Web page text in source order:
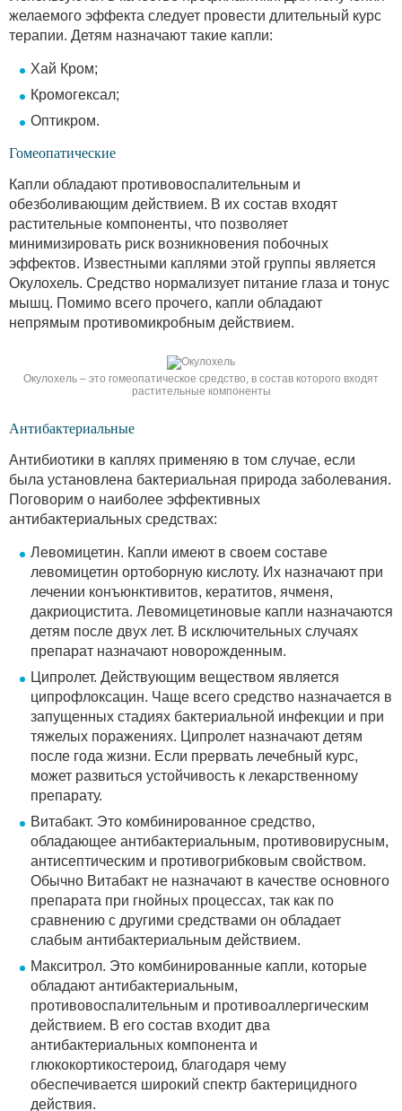
желаемого эффекта следует провести длительный курс
терапии. Детям назначают такие капли:
Хай Кром;
Кромогексал;
Оптикром.
Гомеопатические
Капли обладают противовоспалительным и
обезболивающим действием. В их состав входят
растительные компоненты, что позволяет
минимизировать риск возникновения побочных
эффектов. Известными каплями этой группы является
Окулохель. Средство нормализует питание глаза и тонус
мышц. Помимо всего прочего, капли обладают
непрямым противомикробным действием.
Окулохель – это гомеопатическое средство, в состав которого входят
растительные компоненты
Антибактериальные
Антибиотики в каплях применяю в том случае, если
была установлена бактериальная природа заболевания.
Поговорим о наиболее эффективных
антибактериальных средствах:
Левомицетин. Капли имеют в своем составе
левомицетин ортоборную кислоту. Их назначают при
лечении конъюнктивитов, кератитов, ячменя,
дакриоцистита. Левомицетиновые капли назначаются
детям после двух лет. В исключительных случаях
препарат назначают новорожденным.
Ципролет. Действующим веществом является
ципрофлоксацин. Чаще всего средство назначается в
запущенных стадиях бактериальной инфекции и при
тяжелых поражениях. Ципролет назначают детям
после года жизни. Если прервать лечебный курс,
может развиться устойчивость к лекарственному
препарату.
Витабакт. Это комбинированное средство,
обладающее антибактериальным, противовирусным,
антисептическим и противогрибковым свойством.
Обычно Витабакт не назначают в качестве основного
препарата при гнойных процессах, так как по
сравнению с другими средствами он обладает
слабым антибактериальным действием.
Макситрол. Это комбинированные капли, которые
обладают антибактериальным,
противовоспалительным и противоаллергическим
действием. В его состав входит два
антибактериальных компонента и
глюкокортикостероид, благодаря чему
обеспечивается широкий спектр бактерицидного
действия.